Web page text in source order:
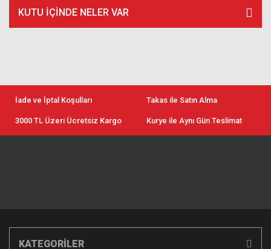
KUTU İÇİNDE NELER VAR
İade ve İptal Koşulları Takas ile Satın Alma
3000 TL Üzeri Ücretsiz Kargo Kurye ile Aynı Gün Teslimat
KATEGORİLER